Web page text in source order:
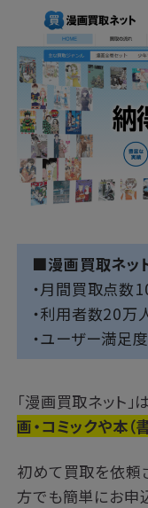
■漫画買取ネッ
・月間買取点数
・利用者数20万
・ユーザー満足
「漫画買取ネット」
画・コミックや本
初めて買取を依頼
方でも簡単にお申